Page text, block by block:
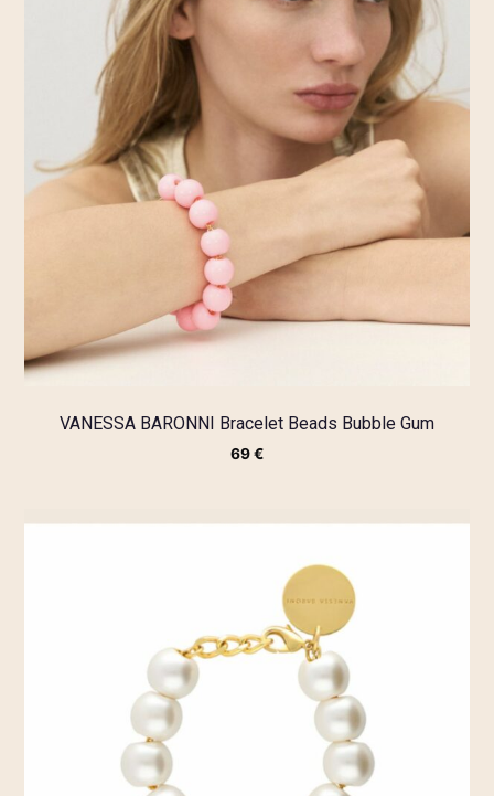
VANESSA BARONNI Bracelet Beads Bubble Gum
69€